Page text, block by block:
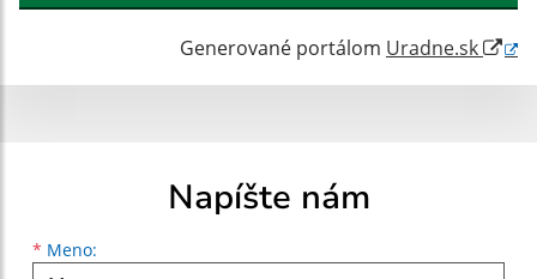
Generované portálom Uradne.sk
Napíšte nám
* Meno:
Meno
Priezvisko
E-mailová adresa